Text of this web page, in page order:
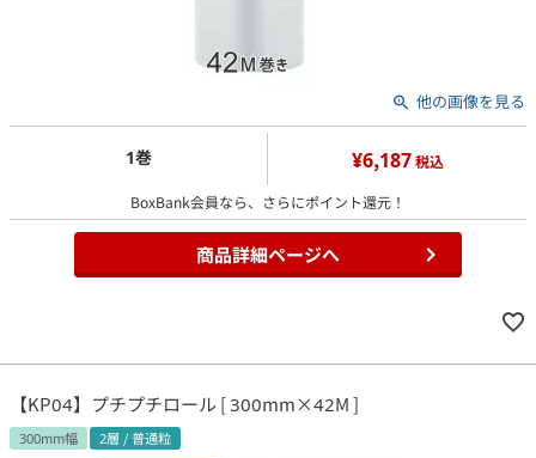
他の画像を見る
1巻 ¥6,187 税込
BoxBank会員なら、さらにポイント還元！
商品詳細ページへ
【KP04】プチプチロール [ 300mm×42M ]
300mm幅 2層 / 普通粒